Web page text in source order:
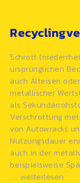
Schrott
ursprünglichen
auch Alteisen
metallischer
als
Verschrottung
von Autowracks
Nutzungsdauer
auch in der
beispielsweise
….. weiterlesen